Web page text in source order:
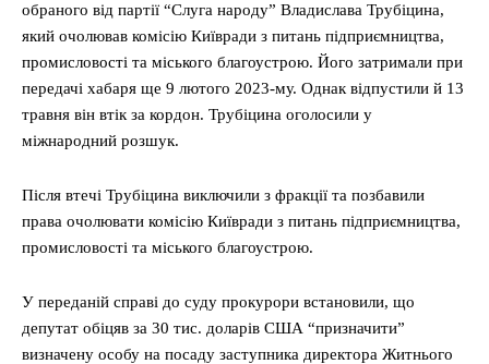
обраного від партії “Слуга народу” Владислава Трубіцина,
який очолював комісію Київради з питань підприємництва,
промисловості та міського благоустрою. Його затримали при
передачі хабаря ще 9 лютого 2023-му. Однак відпустили й 13
травня він втік за кордон. Трубіцина оголосили у
міжнародний розшук.
Після втечі Трубіцина виключили з фракції та позбавили
права очолювати комісію Київради з питань підприємництва,
промисловості та міського благоустрою.
У переданій справі до суду прокурори встановили, що
депутат обіцяв за 30 тис. доларів США “призначити”
визначену особу на посаду заступника директора Житнього